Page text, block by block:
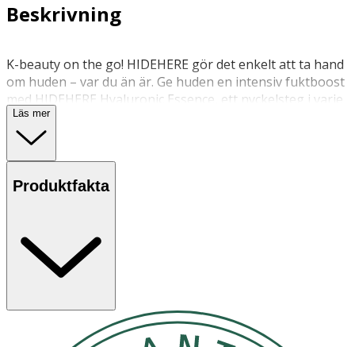
Beskrivning
K-beauty on the go! HIDEHERE gör det enkelt att ta hand
om huden – var du än är. Ge huden en intensiv fuktboost
med HIDEHERE Hyaluronic Essence, ett nyckelsteg i varje
K-beauty-rutin för en fräsch, smidig och strålande
hud.Den koncentrerade formulan kombinerar bioaktiva
hyaluronsyrekomplex med peptider som återfuktar på
djupet och binder fukt i flera hudlager. Resultatet är en
och kan användas ensam eller som en del av en komplett
hudvårdsrutin.Den miljövänliga och hygieniska
förpackningen bevarar de aktiva ingredienserna, medan
enkel att använda och perfekt att ta med i necessären, till
gymmet eller på resan. Vegansk och dermatologiskt
Läs mer
Produktfakta